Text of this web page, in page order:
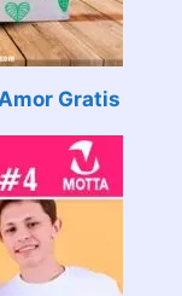
Gratis